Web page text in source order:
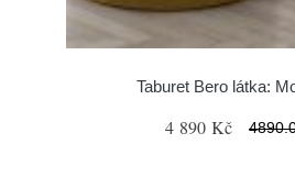
Taburet Bero látka:
4 890 Kč